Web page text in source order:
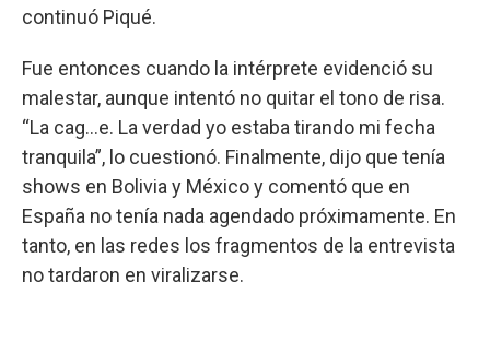
continuó Piqué.
Fue entonces cuando la intérprete evidenció su
malestar, aunque intentó no quitar el tono de risa.
“La cag...e. La verdad yo estaba tirando mi fecha
tranquila”, lo cuestionó. Finalmente, dijo que tenía
shows en Bolivia y México y comentó que en
España no tenía nada agendado próximamente. En
tanto, en las redes los fragmentos de la entrevista
no tardaron en viralizarse.